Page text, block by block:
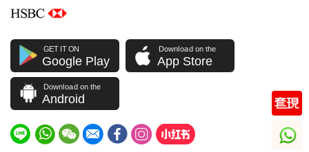
GET IT ON
Google Play
Download on the
App Store
Download on the
Android